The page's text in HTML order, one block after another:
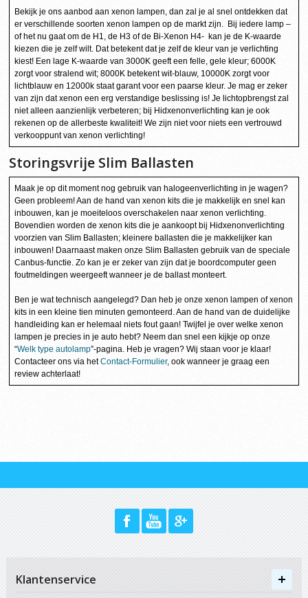
Bekijk je ons aanbod aan xenon lampen, dan zal je al snel ontdekken dat
er verschillende soorten xenon lampen op de markt zijn. Bij iedere lamp –
of het nu gaat om de H1, de H3 of de Bi-Xenon H4- kan je de K-waarde
kiezen die je zelf wilt. Dat betekent dat je zelf de kleur van je verlichting
kiest! Een lage K-waarde van 3000K geeft een felle, gele kleur; 6000K
zorgt voor stralend wit; 8000K betekent wit-blauw, 10000K zorgt voor
lichtblauw en 12000k staat garant voor een paarse kleur. Je mag er zeker
van zijn dat xenon een erg verstandige beslissing is! Je lichtopbrengst zal
niet alleen aanzienlijk verbeteren; bij Hidxenonverlichting kan je ook
rekenen op de allerbeste kwaliteit! We zijn niet voor niets een vertrouwd
verkooppunt van xenon verlichting!
Storingsvrije Slim Ballasten
Maak je op dit moment nog gebruik van halogeenverlichting in je wagen?
Geen probleem! Aan de hand van xenon kits die je makkelijk en snel kan
inbouwen, kan je moeiteloos overschakelen naar xenon verlichting.
Bovendien worden de xenon kits die je aankoopt bij Hidxenonverlichting
voorzien van Slim Ballasten; kleinere ballasten die je makkelijker kan
inbouwen! Daarnaast maken onze Slim Ballasten gebruik van de speciale
Canbus-functie. Zo kan je er zeker van zijn dat je boordcomputer geen
foutmeldingen weergeeft wanneer je de ballast monteert.
Ben je wat technisch aangelegd? Dan heb je onze xenon lampen of xenon
kits in een kleine tien minuten gemonteerd. Aan de hand van de duidelijke
handleiding kan er helemaal niets fout gaan! Twijfel je over welke xenon
lampen je precies in je auto hebt? Neem dan snel een kijkje op onze
“Welk type autolamp”-pagina. Heb je vragen? Wij staan voor je klaar!
Contacteer ons via hetContact-Formulier, ook wanneer je graag een
review achterlaat!
Klantenservice